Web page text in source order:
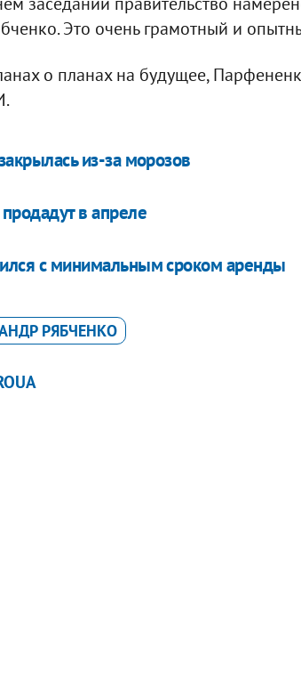
Это очень грамотный и
о планах на будущее,
из-за морозов
в апреле
с минимальным сроком аренды
РЯБЧЕНКО